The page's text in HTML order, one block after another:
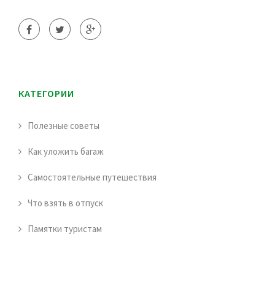
КАТЕГОРИИ
Полезные советы
Как уложить багаж
Самостоятельные путешествия
Что взять в отпуск
Памятки туристам